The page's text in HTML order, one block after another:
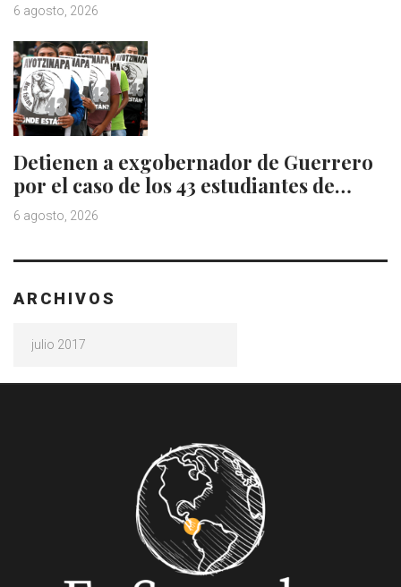
6 agosto, 2026
Detienen a exgobernador de Guerrero
por el caso de los 43 estudiantes de…
6 agosto, 2026
ARCHIVOS